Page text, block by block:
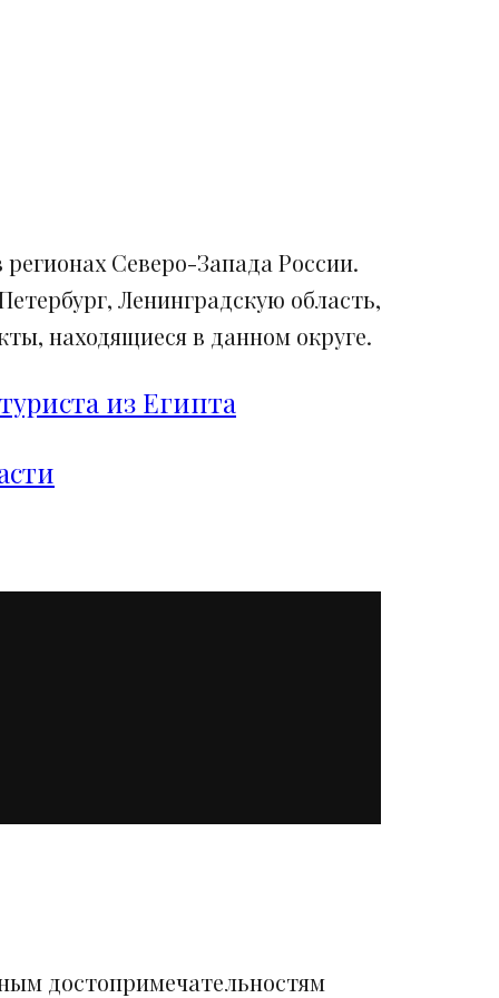
Северо-Запада России.
Ленинградскую область,
находящиеся в данном округе.
из Египта
достопримечательностям